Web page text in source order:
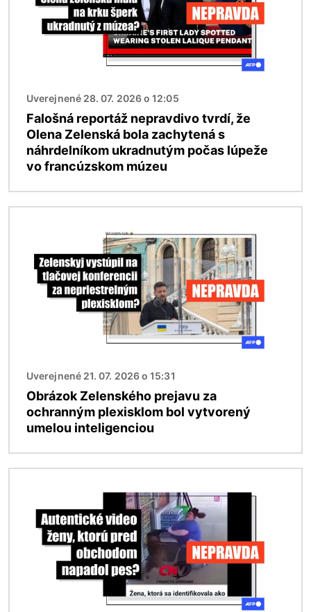
Uverejnené 28. 07. 2026 o 12:05
Falošná reportáž nepravdivo tvrdí, že
Olena Zelenská bola zachytená s
náhrdelníkom ukradnutým počas lúpeže
vo francúzskom múzeu
Uverejnené 21. 07. 2026 o 15:31
Obrázok Zelenského prejavu za
ochranným plexisklom bol vytvorený
umelou inteligenciou